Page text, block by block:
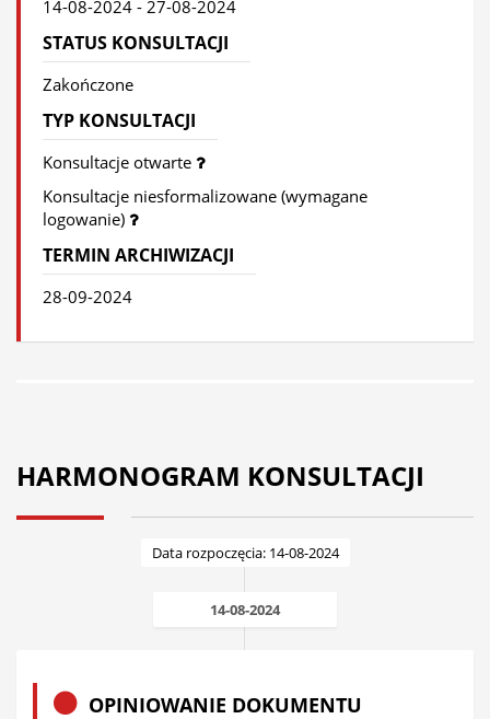
14-08-2024 - 27-08-2024
STATUS KONSULTACJI
Zakończone
TYP KONSULTACJI
Konsultacje otwarte
Konsultacje niesformalizowane (wymagane
logowanie)
TERMIN ARCHIWIZACJI
28-09-2024
HARMONOGRAM KONSULTACJI
Data rozpoczęcia: 14-08-2024
14-08-2024
OPINIOWANIE DOKUMENTU